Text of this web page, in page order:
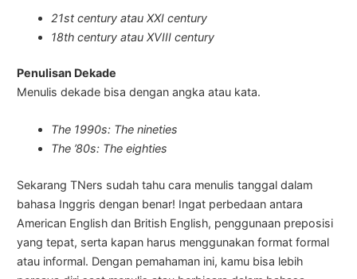
21st century atau XXI century
18th century atau XVIII century
Penulisan Dekade
Menulis dekade bisa dengan angka atau kata.
The 1990s: The nineties
The ’80s: The eighties
Sekarang TNers sudah tahu cara menulis tanggal dalam
bahasa Inggris dengan benar! Ingat perbedaan antara
American English dan British English, penggunaan preposisi
yang tepat, serta kapan harus menggunakan format formal
atau informal. Dengan pemahaman ini, kamu bisa lebih